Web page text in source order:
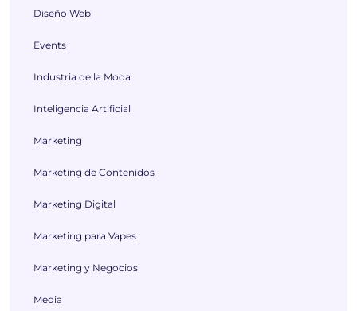
Diseño Web
Events
Industria de la Moda
Inteligencia Artificial
Marketing
Marketing de Contenidos
Marketing Digital
Marketing para Vapes
Marketing y Negocios
Media